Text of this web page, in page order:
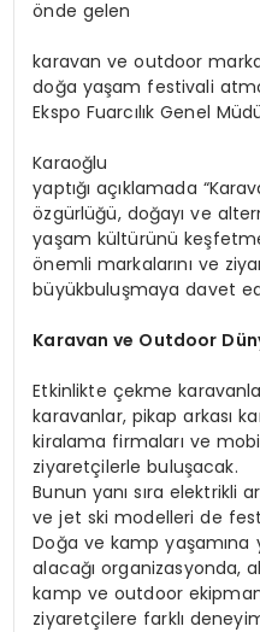
önde gelen
karavan ve outdoor
doğa yaşam festivali
Ekspo Fuarcılık Genel
Karaoğlu
yaptığı açıklamada
özgürlüğü, doğayı ve
yaşam kültürünü
önemli markalarını ve
büyükbuluşmaya davet
Karavan ve Outdoor
Etkinlikte çekme
karavanlar, pikap arkası
kiralama firmaları ve
ziyaretçilerle buluşacak.
Bunun yanı sıra elektrikli
ve jet ski modelleri de
Doğa ve kamp
alacağı organizasyonda,
kamp ve outdoor
ziyaretçilere farklı